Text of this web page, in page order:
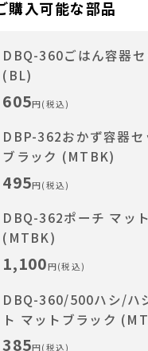
購入可能な部品
DBQ-360ごはん容器
(BL)
605円(税込)
DBP-362おかず容器セ
ブラック (MTBK)
495円(税込)
DBQ-362ポーチ マッ
(MTBK)
1,100円(税込)
DBQ-360/500ハシ/ハ
ト マットブラック
385円(税込)